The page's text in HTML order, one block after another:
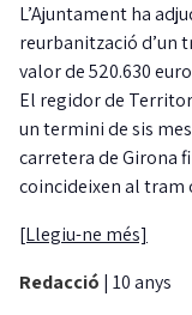
L’Ajuntament ha
reurbanització d’un
valor de 520.630
El regidor de
un termini de sis
carretera de Girona
coincideixen al tram
[Llegiu-ne més]
Redacció | 10 anys